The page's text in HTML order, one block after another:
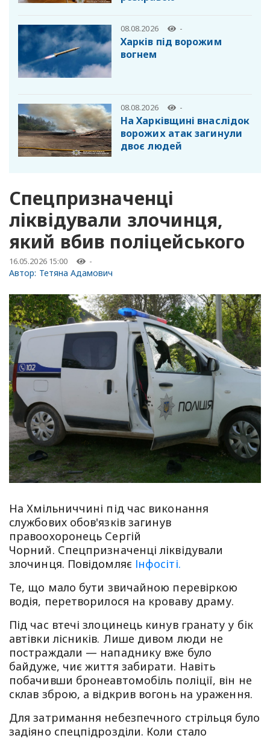
08.08.2026 -
Харків під ворожим
вогнем
08.08.2026 -
На Харківщині внаслідок
ворожих атак загинули
двоє людей
Спецпризначенці
ліквідували злочинця,
який вбив поліцейського
16.05.2026 15:00 -
Автор: Тетяна Адамович
На Хмільниччині під час виконання
службових обов'язків загинув
правоохоронець Сергій
Чорний. Спецпризначенці ліквідували
злочинця. Повідомляє Інфосіті.
Те, що мало бути звичайною перевіркою
водія, перетворилося на кроваву драму.
Під час втечі злоцинець кинув гранату у бік
автівки лісників. Лише дивом люди не
постраждали — нападнику вже було
байдуже, чиє життя забирати. Навіть
побачивши бронеавтомобіль поліції, він не
склав зброю, а відкрив вогонь на ураження.
Для затримання небезпечного стрільця було
задіяно спецпідрозділи. Коли стало